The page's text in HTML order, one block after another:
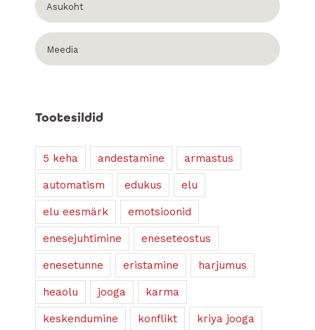
Asukoht
Meedia
Tootesildid
5 keha andestamine armastus
automatism edukus elu
elu eesmärk emotsioonid
enesejuhtimine eneseteostus
enesetunne eristamine harjumus
heaolu jooga karma
keskendumine konflikt kriya jooga